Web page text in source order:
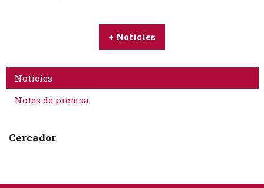
+ Notícies
Notícies
Notes de premsa
Cercador